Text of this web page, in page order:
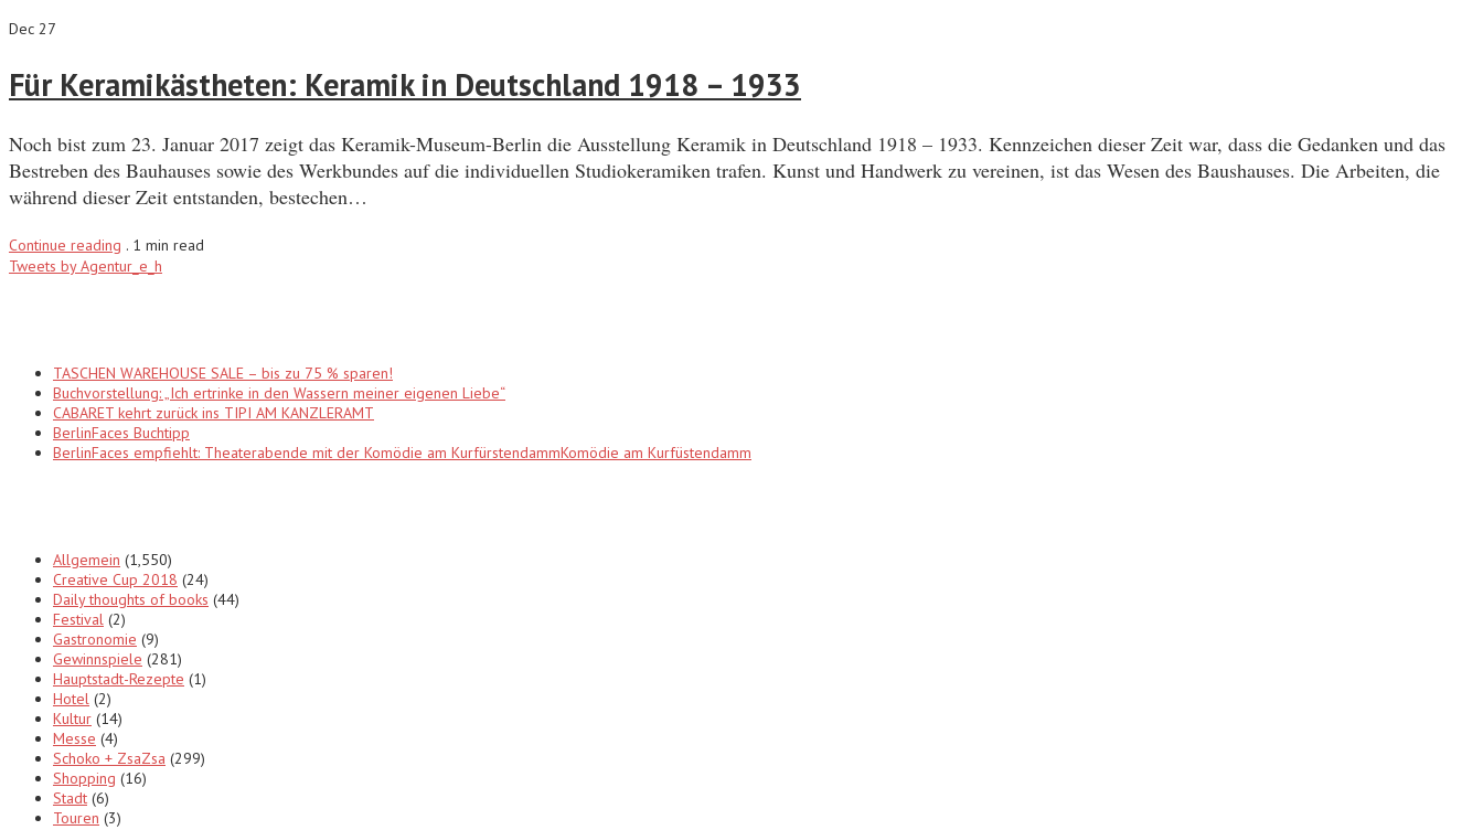
Dec 27
Für Keramikästheten: Keramik in Deutschland 1918 – 1933
Noch bist zum 23. Januar 2017 zeigt das Keramik-Museum-Berlin die Ausstellung Keramik in Deutschland 1918 – 1933. Kennzeichen dieser Zeit war, dass die Gedanken und das
Bestreben des Bauhauses sowie des Werkbundes auf die individuellen Studiokeramiken trafen. Kunst und Handwerk zu vereinen, ist das Wesen des Baushauses. Die Arbeiten, die
während dieser Zeit entstanden, bestechen…
Continue reading . 1 min read
Tweets by Agentur_e_h
TASCHEN WAREHOUSE SALE – bis zu 75 % sparen!
Buchvorstellung: „Ich ertrinke in den Wassern meiner eigenen Liebe“
CABARET kehrt zurück ins TIPI AM KANZLERAMT
BerlinFaces Buchtipp
BerlinFaces empfiehlt: Theaterabende mit der Komödie am KurfürstendammKomödie am Kurfüstendamm
Allgemein (1,550)
Creative Cup 2018 (24)
Daily thoughts of books (44)
Festival (2)
Gastronomie (9)
Gewinnspiele (281)
Hauptstadt-Rezepte (1)
Hotel (2)
Kultur (14)
Messe (4)
Schoko + ZsaZsa (299)
Shopping (16)
Stadt (6)
Touren (3)